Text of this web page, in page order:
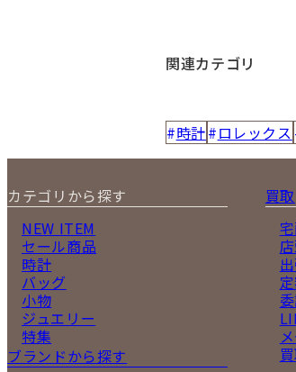
関連カテゴリ
時計 ロレックス
カテゴリから探す
NEW ITEM
セール商品
時計
バッグ
小物
ジュエリー
特集
ブランドから探す
買取